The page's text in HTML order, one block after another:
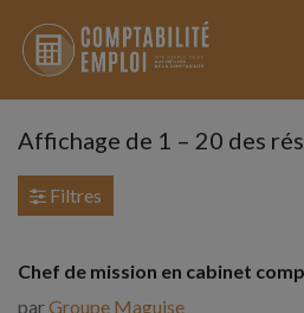
Affichage de 1 – 20 des
Filtres
Chef de mission en cabinet
parGroupe Maguise